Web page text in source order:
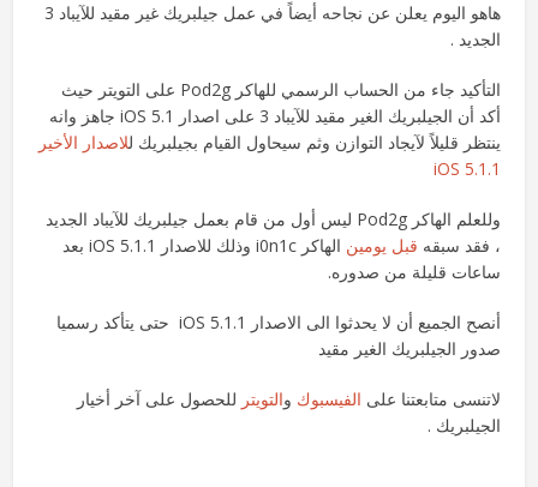
هاهو اليوم يعلن عن نجاحه أيضاً في عمل جيلبريك غير مقيد للآيباد 3
الجديد .
التأكيد جاء من الحساب الرسمي للهاكر Pod2g على التويتر حيث
أكد أن الجيلبريك الغير مقيد للآيباد 3 على اصدار iOS 5.1 جاهز وانه
ينتظر قليلاً لآيجاد التوازن وثم سيحاول القيام بجيلبريك للاصدار الأخير
iOS 5.1.1
وللعلم الهاكر Pod2g ليس أول من قام بعمل جيلبريك للآيباد الجديد
، فقد سبقه قبل يومين
الهاكر i0n1c وذلك للاصدار iOS 5.1.1 بعد
ساعات قليلة من صدوره.
أنصح الجميع أن لا يحدثوا الى الاصدار iOS 5.1.1 حتى يتأكد رسميا
صدور الجيلبريك الغير مقيد
لاتنسى متابعتنا على الفيسبوك والتويتر للحصول على آخر أخيار
الجيلبريك .